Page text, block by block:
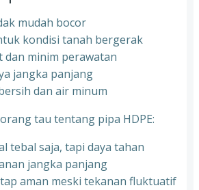
mudah bocor
kondisi tanah bergerak
dan minim perawatan
jangka panjang
dan air minum
tau tentang pipa HDPE:
tebal saja, tapi daya tahan
jangka panjang
aman meski tekanan fluktuatif